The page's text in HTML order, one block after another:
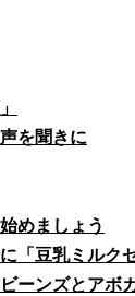
を聞きに
めましょう
「豆乳ミルク
ーンズとアボ